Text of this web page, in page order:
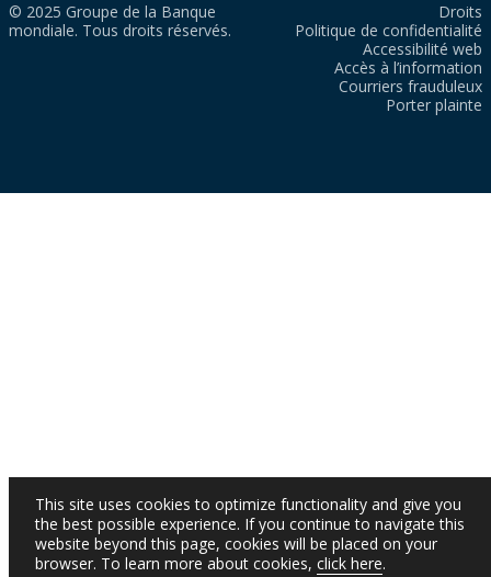
© 2025 Groupe de la Banque
mondiale. Tous droits réservés.
Droits
Politique de confidentialité
Accessibilité web
Accès à l’information
Courriers frauduleux
Porter plainte
This site uses cookies to optimize functionality and give you
the best possible experience. If you continue to navigate this
website beyond this page, cookies will be placed on your
browser. To learn more about cookies, click here.